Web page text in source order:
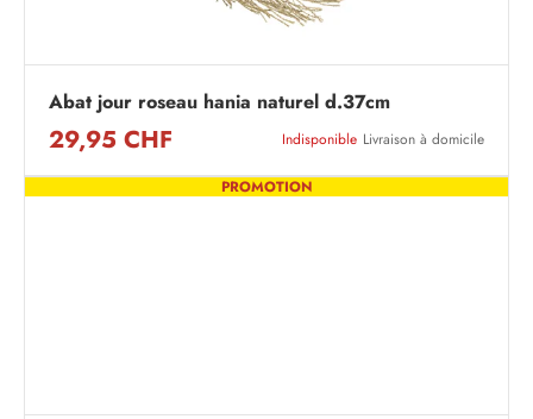
Abat jour roseau hania naturel d.37cm
29,95 CHF Indisponible Livraison à domicile
PROMOTION